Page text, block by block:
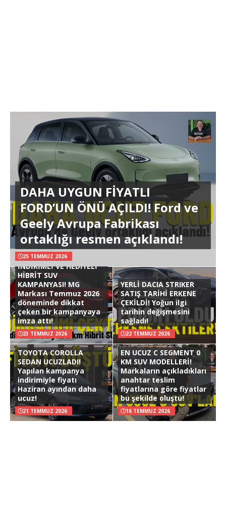
DAHA UYGUN FİYATLI
FORD’UN ÖNÜ AÇILDI! Ford ve
Geely Avrupa Fabrikası
ortaklığı resmen açıklandı!
25 TEMMUZ 2026
İNDİRİMLİ VE HEDİYELİ
HİBRİT SUV
KAMPANYASI! MG
Markası Temmuz 2026
döneminde dikkat
çeken bir kampanyaya
imza attı!
23 TEMMUZ 2026
YERLİ DACIA STRIKER
SATIŞ TARİHİ ERKENE
ÇEKİLDİ! Yoğun ilgi
tarihin değişmesini
sağladı!
22 TEMMUZ 2026
TOYOTA COROLLA
SEDAN UCUZLADI!
Yapılan kampanya
indirimiyle fiyatı
Haziran ayından daha
ucuz!
21 TEMMUZ 2026
EN UCUZ C SEGMENT 0
KM SUV MODELLERİ!
Markaların açıkladıkları
anahtar teslim
fiyatlarına göre fiyatlar
bu şekilde oluştu!
16 TEMMUZ 2026